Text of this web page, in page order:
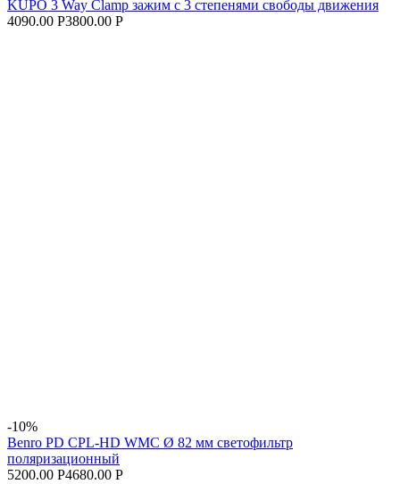
KUPO 3 Way Clamp зажим с 3 степенями свободы движения
4090.00 Р3800.00 Р
-10%
Benro PD CPL-HD WMC Ø 82 мм светофильтр
поляризационный
5200.00 Р4680.00 Р